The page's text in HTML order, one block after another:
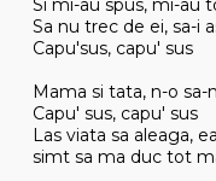
Si mi-au spus, mi-au
Sa nu trec de ei, sa-i
Capu'sus, capu' sus
Mama si tata, n-o
Capu' sus, capu' sus
Las viata sa aleaga,
simt sa ma duc tot